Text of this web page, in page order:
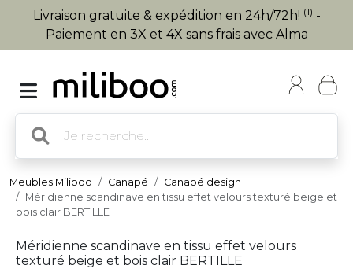
Livraison gratuite & expédition en 24h/72h! (1) -
Paiement en 3X et 4X sans frais avec Alma
Meubles Miliboo Canapé
Canapé design
Méridienne scandinave en tissu effet velours texturé beige et
bois clair BERTILLE
Méridienne scandinave en tissu effet velours
texturé beige et bois clair BERTILLE